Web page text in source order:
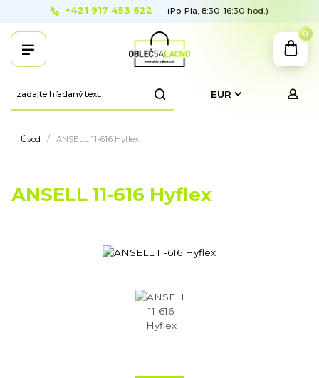
EUR
+421 917 453 622 (Po-Pia, 8:30-16:30 hod.)
0
Úvod ANSELL 11-616 Hyflex
ANSELL 11-616 Hyflex